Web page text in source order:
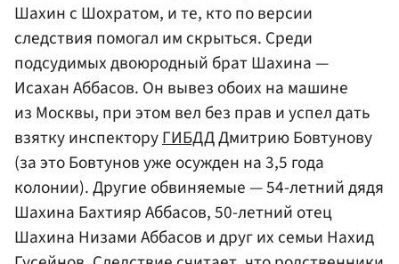
Шахин с Шохратом, и те, кто по версии
следствия помогал им скрыться. Среди
подсудимых двоюродный брат Шахина —
Исахан Аббасов. Он вывез обоих на машине
из Москвы, при этом вел без прав и успел дать
взятку инспекторуГИБДДДмитрию Бовтунову
(за это Бовтунов уже осужден на 3,5 года
колонии). Другие обвиняемые — 54-летний дядя
Шахина Бахтияр Аббасов, 50-летний отец
Шахина Низами Аббасов и друг их семьи Нахид